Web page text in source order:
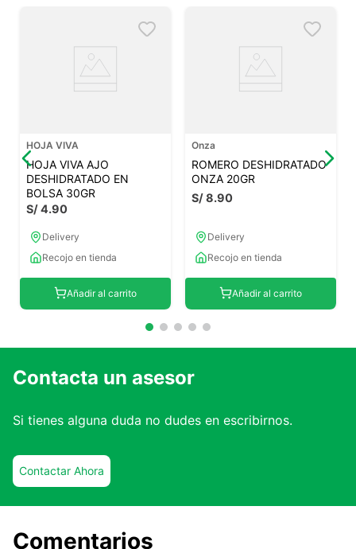
HOJA VIVA
HOJA VIVA AJO
DESHIDRATADO EN
BOLSA 30GR
S/4.90
Delivery
Recojo en tienda
Añadir al carrito
Onza
ROMERO DESHIDRATADO
ONZA 20GR
S/8.90
Delivery
Recojo en tienda
Añadir al carrito
Contacta un asesor
Si tienes alguna duda no dudes en escribirnos.
Contactar Ahora
Comentarios